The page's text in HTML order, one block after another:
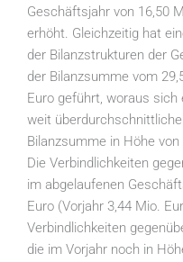
Geschäftsjahr von 16,50
erhöht. Gleichzeitig hat
der Bilanzstrukturen der
der Bilanzsumme vom
Euro geführt, woraus
weit
Bilanzsumme in Höhe
Die Verbindlichkeiten
im abgelaufenen
Euro (Vorjahr 3,44 Mio.
Verbindlichkeiten
die im Vorjahr noch in